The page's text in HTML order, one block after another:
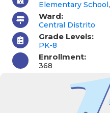
Elementary School ,
Ward:
Central Distrito
Grade Levels:
PK-8
Enrollment:
368